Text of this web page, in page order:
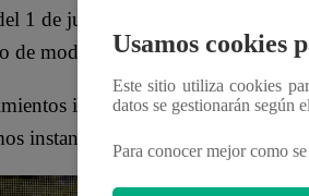
1 de junio, oficialmente comenzó
de modernización que busca
importantes,Latina
instantes de este espacio que
Usamos cookies
Este sitio utiliza cookies
datos se gestionarán según
Para conocer mejor como